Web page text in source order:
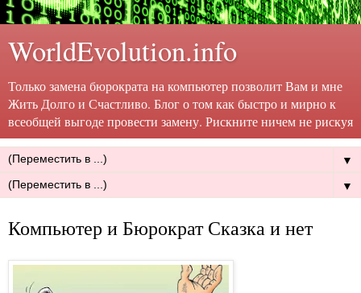
WorldEvolution.info
Только замена бюрократа на компьютер позволит Вам и мне
Жить Долго и Счастливо. Блог о том как быстро и мирно к
всеобщей выгоде провести замену. Рискните ничем не рискуя
▼
▼
Компьютер и Бюрократ Сказка и нет